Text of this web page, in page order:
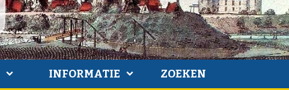
INFORMATIE ZOEKEN